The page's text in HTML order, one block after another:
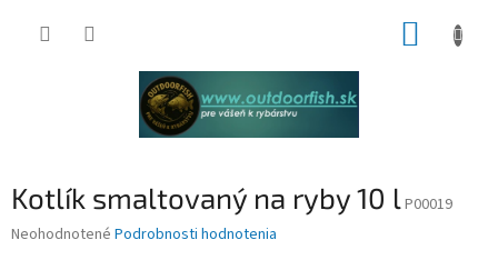
Kotlík smaltovaný na ryby 10 lP00019
Priemerné
Neohodnotené Podrobnosti hodnotenia